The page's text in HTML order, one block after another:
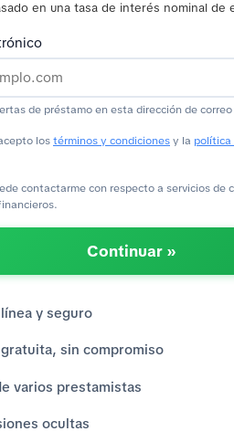
en una tasa de interés nominal de
de préstamo en esta dirección de
lostérminos y condicionesy la política
contactarme con respecto a servicios de
Continuar »
y seguro
sin compromiso
varios prestamistas
ocultas